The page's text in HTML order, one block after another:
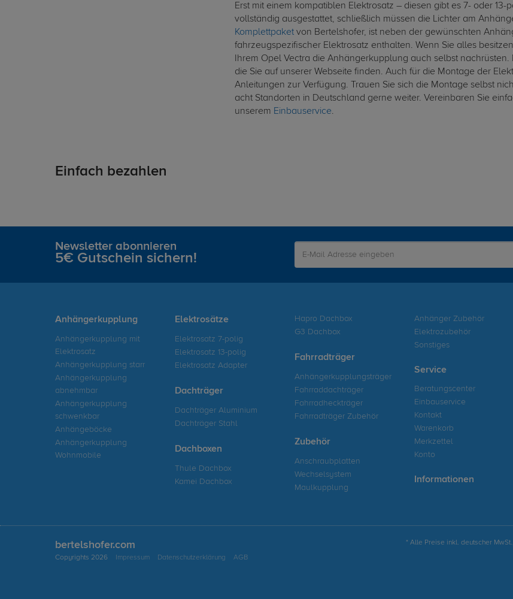
Erst mit einem kompatiblen Elektrosatz – diesen gibt es 7- oder
vollständig ausgestattet, schließlich müssen die Lichter am
Komplettpaket von Bertelshofer, ist neben der gewünschten
fahrzeugspezifischer Elektrosatz enthalten. Wenn Sie alles
Ihrem Opel Vectra die Anhängerkupplung auch selbst
die Sie auf unserer Webseite finden. Auch für die Montage der
Anleitungen zur Verfügung. Trauen Sie sich die Montage selbst
acht Standorten in Deutschland gerne weiter. Vereinbaren Sie
unserem Einbauservice.
Einfach bezahlen
Newsletter abonnieren
5€ Gutschein sichern!
Anhängerkupplung
Anhängerkupplung mit
Elektrosatz
Anhängerkupplung starr
Anhängerkupplung
abnehmbar
Anhängerkupplung
schwenkbar
Anhängeböcke
Anhängerkupplung
Wohnmobile
Elektrosätze
Elektrosatz 7-polig
Elektrosatz 13-polig
Elektrosatz Adapter
Dachträger
Dachträger Aluminium
Dachträger Stahl
Dachboxen
Thule Dachbox
Kamei Dachbox
Hapro Dachbox
G3 Dachbox
Fahrradträger
Anhängerkupplungsträger
Fahrraddachträger
Fahrradheckträger
Fahrradträger Zubehör
Zubehör
Anschraubplatten
Wechselsystem
Maulkupplung
Anhänger Zubehör
Elektrozubehör
Sonstiges
Service
Beratungscenter
Einbauservice
Kontakt
Warenkorb
Merkzettel
Konto
Informationen
* Alle Preise inkl. deutscher MwSt.,
bertelshofer.com
Copyrights 2026 Impressum Datenschutzerklärung AGB